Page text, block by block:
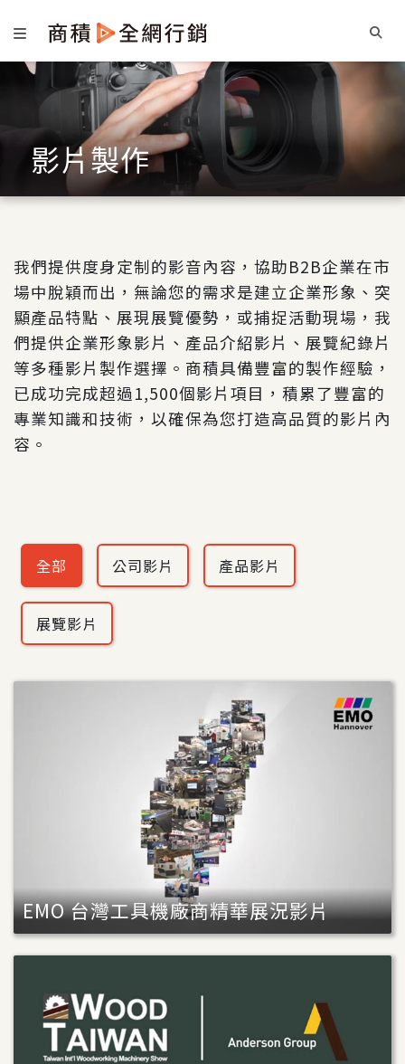
影片製作
我們提供度身定制的影音內容，協助B2B企業在市
場中脫穎而出，無論您的需求是建立企業形象、突
顯產品特點、展現展覽優勢，或捕捉活動現場，我
們提供企業形象影片、產品介紹影片、展覽紀錄片
等多種影片製作選擇。商積具備豐富的製作經驗，
已成功完成超過1,500個影片項目，積累了豐富的
專業知識和技術，以確保為您打造高品質的影片內
容。
全部 公司影片 產品影片
展覽影片
EMO 台灣工具機廠商精華展況影片